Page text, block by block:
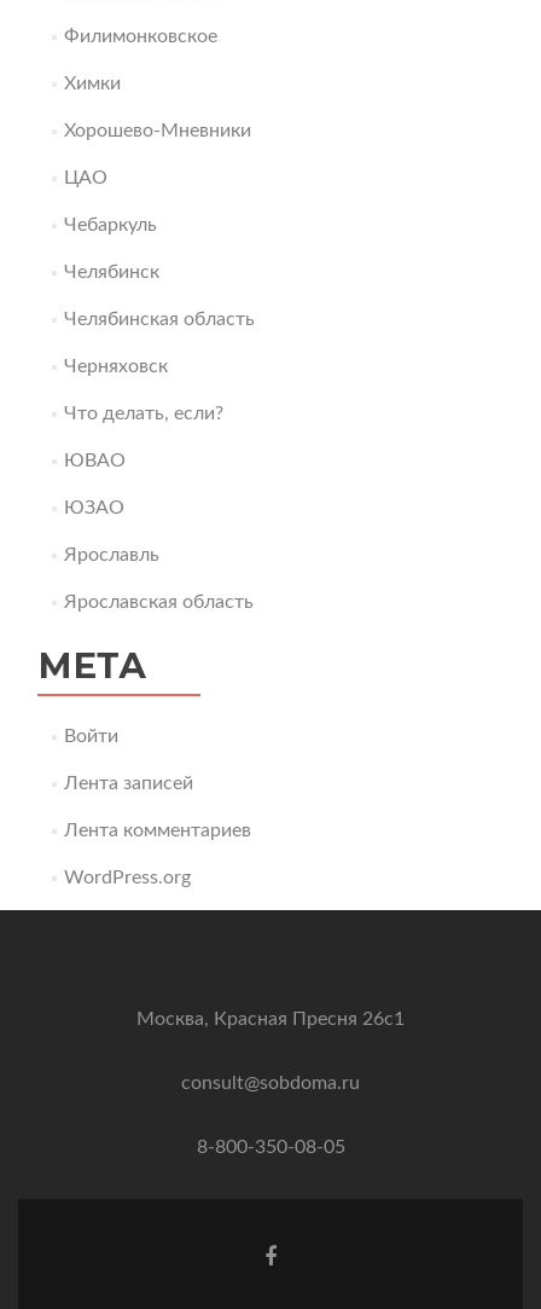
Филимонковское
Химки
Хорошево-Мневники
ЦАО
Чебаркуль
Челябинск
Челябинская область
Черняховск
Что делать, если?
ЮВАО
ЮЗАО
Ярославль
Ярославская область
МЕТА
Войти
Лента записей
Лента комментариев
WordPress.org
Москва, Красная Пресня 26с1
consult@sobdoma.ru
8-800-350-08-05
Facebook